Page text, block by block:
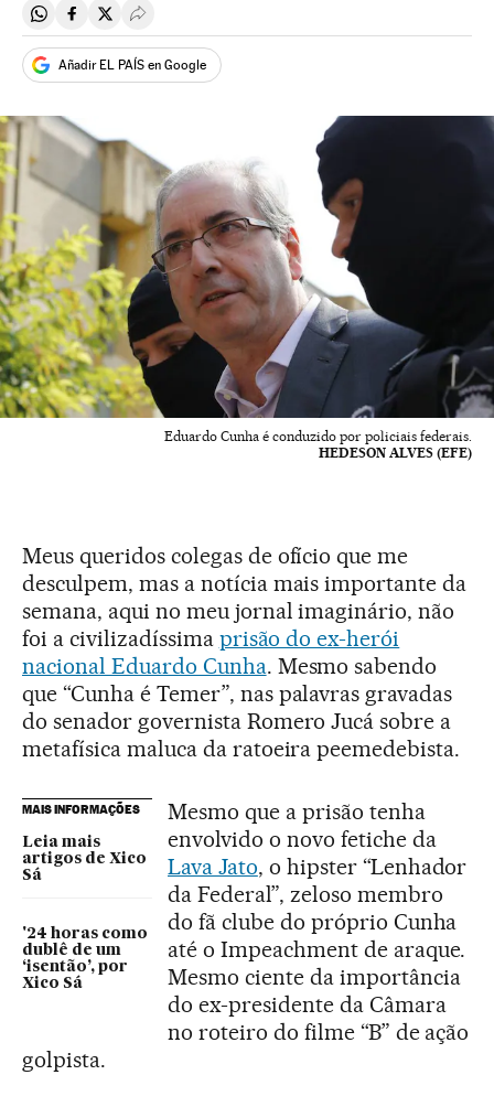
Compartir en Whatsapp
Compartir en Facebook
Compartir en Twitter
Desplegar Redes Sociales
Añadir EL PAÍS en Google
Eduardo Cunha é conduzido por policiais federais.
HEDESON ALVES (EFE)
Meus queridos colegas de ofício que me
desculpem, mas a notícia mais importante da
semana, aqui no meu jornal imaginário, não
foi a civilizadíssima prisão do ex-herói
nacional Eduardo Cunha. Mesmo sabendo
que “Cunha é Temer”, nas palavras gravadas
do senador governista Romero Jucá sobre a
metafísica maluca da ratoeira peemedebista.
MAIS INFORMAÇÕES
Leia mais
artigos de Xico
Sá
'24 horas como
dublê de um
‘isentão’, por
Xico Sá
Mesmo que a prisão tenha
envolvido o novo fetiche da
Lava Jato, o hipster “Lenhador
da Federal”, zeloso membro
do fã clube do próprio Cunha
até o Impeachment de araque.
Mesmo ciente da importância
do ex-presidente da Câmara
no roteiro do filme “B” de ação
golpista.